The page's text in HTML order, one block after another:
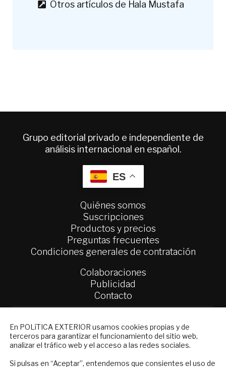
Otros artículos de Hala Mustafa
Grupo editorial privado e independiente de
análisis internacional en español.
ES
Quiénes somos
Suscripciones
Productos y precios
Preguntas frecuentes
Condiciones generales de contratación
Colaboraciones
Publicidad
Contacto
Informe Semanal de Política Exterior
Afkar/Ideas
© 2026 - Fundación Análisis de Política
En POLíTICA EXTERIOR usamos cookies propias y de
terceros para garantizar el funcionamiento del sitio web,
analizar el tráfico web y el acceso a las redes sociales.
Si pulsas en “Aceptar”, entendemos que consientes el uso de
NEWSLETTER
Suscríbase a nuestro boletín electrónico y
reciba en su correo el mejor análisis
internacional en español.